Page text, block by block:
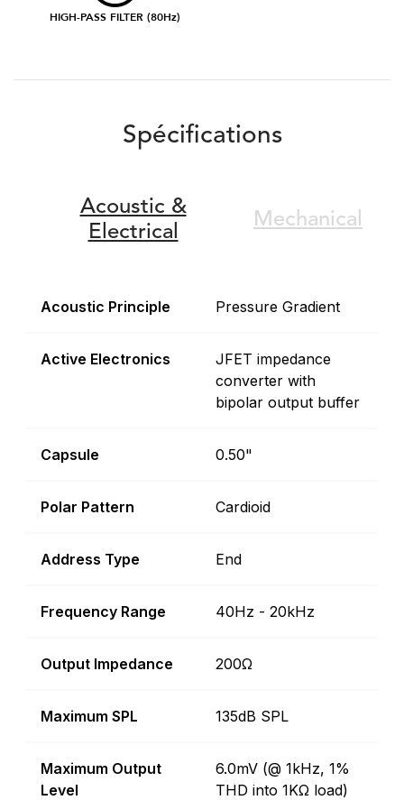
HIGH-PASS FILTER (80Hz)
Spécifications
Acoustic &
Electrical
Mechanical
Acoustic Principle Pressure Gradient
Active Electronics
JFET impedance
converter with
bipolar output buffer
Capsule 0.50"
Polar Pattern Cardioid
Address Type End
Frequency Range 40Hz - 20kHz
Output Impedance 200Ω
Maximum SPL 135dB SPL
Maximum Output
Level
6.0mV (@ 1kHz, 1%
THD into 1KΩ load)